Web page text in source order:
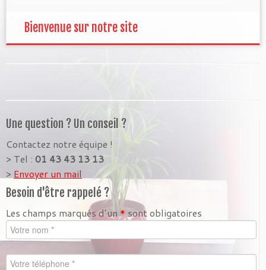
Bienvenue sur notre site
Une question ? Un conseil ?
Contactez notre équipe !
> Tel : 01 43 43 13 13
> Envoyer un mail
Besoin d'être rappelé ?
Les champs marqués d’un*sont obligatoires